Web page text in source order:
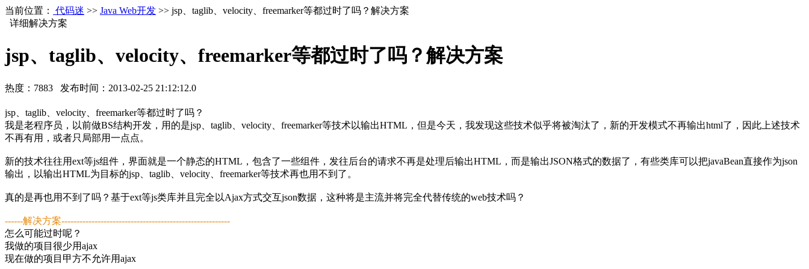
当前位置： 代码迷 >> Java Web开发 >> jsp、taglib、velocity、freemarker等都过时了吗？解决方案
详细解决方案
jsp、taglib、velocity、freemarker等都过时了吗？解决方案
热度： 7883 发布时间： 2013-02-25 21:12:12.0
jsp、taglib、velocity、freemarker等都过时了吗？
我是老程序员，以前做BS结构开发，用的是jsp、taglib、velocity、freemarker等技术以输出HTML，但是今天，我发现这些技术似乎将被淘汰了，新的开发模式不再输出html了，因此上述技术
不再有用，或者只局部用一点点。
新的技术往往用ext等js组件，界面就是一个静态的HTML，包含了一些组件，发往后台的请求不再是处理后输出HTML，而是输出JSON格式的数据了，有些类库可以把javaBean直接作为json
输出，以输出HTML为目标的jsp、taglib、velocity、freemarker等技术再也用不到了。
真的是再也用不到了吗？基于ext等js类库并且完全以Ajax方式交互json数据，这种将是主流并将完全代替传统的web技术吗？
------解决方案--------------------------------------------------------
怎么可能过时呢？
我做的项目很少用ajax
现在做的项目甲方不允许用ajax